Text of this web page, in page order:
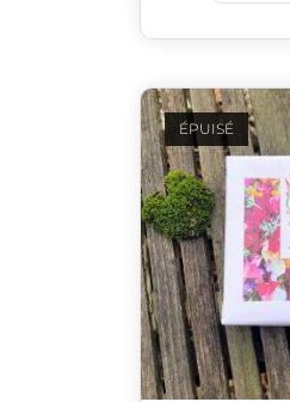
ÉPUISÉ